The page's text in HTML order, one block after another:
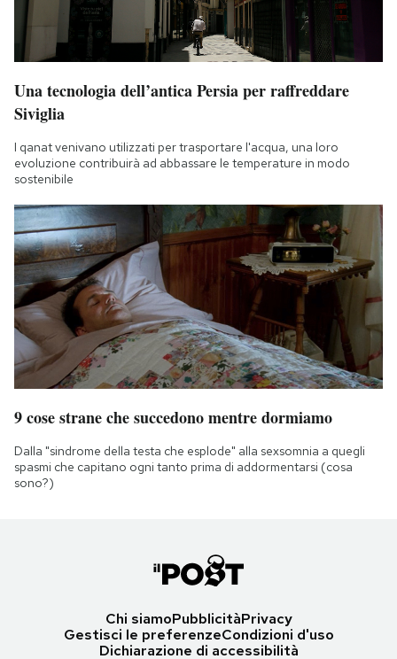
Una tecnologia dell’antica Persia per raffreddare
Siviglia
I qanat venivano utilizzati per trasportare l'acqua, una loro
evoluzione contribuirà ad abbassare le temperature in modo
sostenibile
9 cose strane che succedono mentre dormiamo
Dalla "sindrome della testa che esplode" alla sexsomnia a quegli
spasmi che capitano ogni tanto prima di addormentarsi (cosa
sono?)
Chi siamoPubblicitàPrivacy
Gestisci le preferenzeCondizioni d'uso
Dichiarazione di accessibilità